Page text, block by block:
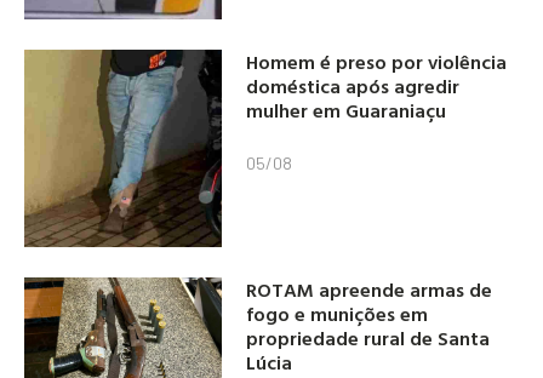
Homem é preso por violência
doméstica após agredir
mulher em Guaraniaçu
05/08
ROTAM apreende armas de
fogo e munições em
propriedade rural de Santa
Lúcia